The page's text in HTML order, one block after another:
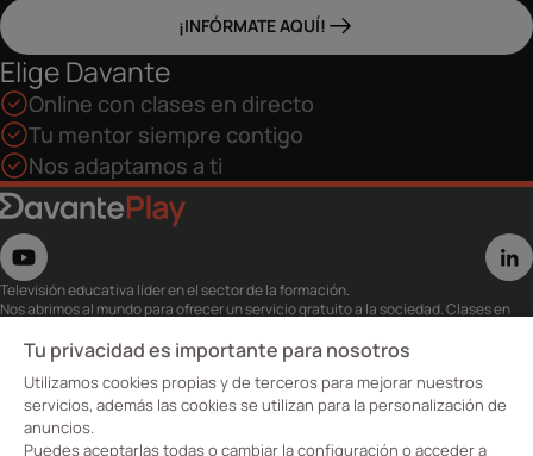
¡INFÓRMATE AQUÍ!
Elige Davante
Online con clases en directo
Tu mentor siempre contigo
Nos adaptamos a ti
Televisión educativa líder en el sector de la formación.
Nos abrimos al mundo para ofrecer un servicio gratuito a la sociedad. Clases en
eventos, masterclass y recursos para estudiantes…
Utiliza esta plataforma para tu formación ya seas opositor o estés formándote
para conseguir o mejorar tu empleo.
Te invitamos a conocer nuestro contenido a la carta para ver cuándo y dónde
quieras.
Davante Play. #FormaciónEnAbierto
Tu privacidad es importante para nosotros
Utilizamos cookies propias y de terceros para mejorar nuestros
servicios, además las cookies se utilizan para la personalización de
anuncios.
Puedes aceptarlas todas o cambiar la configuración o acceder a